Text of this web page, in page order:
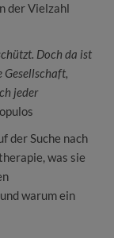
der Vielzahl
Doch da ist
Gesellschaft,
jeder
der Suche nach
was sie
warum ein